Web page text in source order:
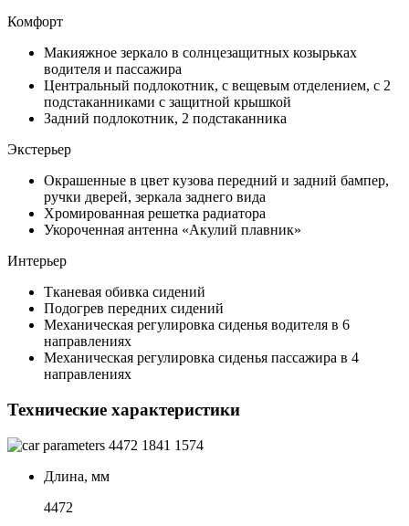
Комфорт
Макияжное зеркало в солнцезащитных козырьках
водителя и пассажира
Центральный подлокотник, с вещевым отделением, с 2
подстаканниками с защитной крышкой
Задний подлокотник, 2 подстаканника
Экстерьер
Окрашенные в цвет кузова передний и задний бампер,
ручки дверей, зеркала заднего вида
Хромированная решетка радиатора
Укороченная антенна «Акулий плавник»
Интерьер
Тканевая обивка сидений
Подогрев передних сидений
Механическая регулировка сиденья водителя в 6
направлениях
Механическая регулировка сиденья пассажира в 4
направлениях
Технические характеристики
4472 1841 1574
Длина, мм
4472